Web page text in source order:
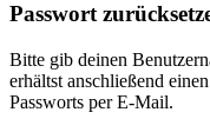
Passwort
Bitte gib deinen
erhältst anschließend
Passworts per E-Mail.